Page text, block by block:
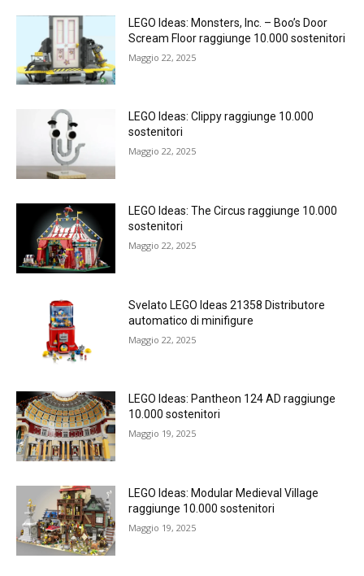
LEGO Ideas: Monsters, Inc. – Boo’s Door
Scream Floor raggiunge 10.000 sostenitori
Maggio 22, 2025
LEGO Ideas: Clippy raggiunge 10.000
sostenitori
Maggio 22, 2025
LEGO Ideas: The Circus raggiunge 10.000
sostenitori
Maggio 22, 2025
Svelato LEGO Ideas 21358 Distributore
automatico di minifigure
Maggio 22, 2025
LEGO Ideas: Pantheon 124 AD raggiunge
10.000 sostenitori
Maggio 19, 2025
LEGO Ideas: Modular Medieval Village
raggiunge 10.000 sostenitori
Maggio 19, 2025